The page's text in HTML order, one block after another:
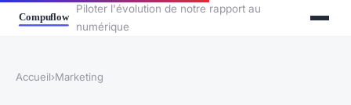
Piloter l'évolution de notre rapport au
numérique
Accueil›Marketing